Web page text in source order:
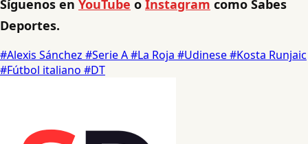
Síguenos en YouTube o Instagram como Sabes
Deportes.
#Alexis Sánchez #Serie A#La Roja #Udinese#Kosta Runjaic
#Fútbol italiano #DT